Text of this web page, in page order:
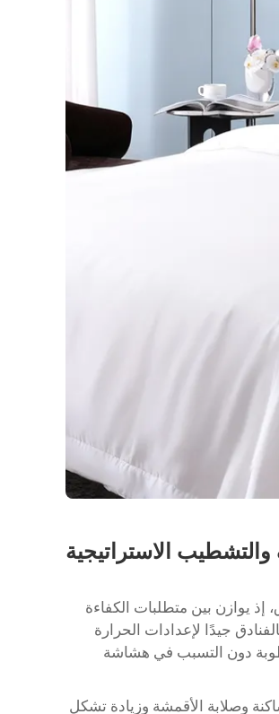
الاستراتيجية
يوازن بين متطلبات الكفاءة
جيدًا لإعدادات الحرارة
شاملةً للرطوبة دون التسبب في هشاشة
وصلابة الأقمشة وزيادة تشكل